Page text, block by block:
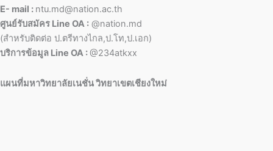
E- mail : ntu.md@nation.ac.th
ศูนย์รับสมัคร Line OA : @nation.md
(สำหรับติดต่อ ป.ตรีทางไกล,ป.โท,ป.เอก)
บริการข้อมูล Line OA :@234atkxx
แผนที่มหาวิทยาลัยเนชั่น วิทยาเขตเชียงใหม่